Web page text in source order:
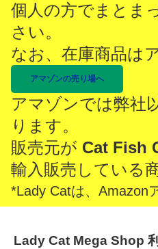
個人の方でまとま
さい。
なお、在庫商品は
アマゾンの売り場へ
アマゾンでは弊社
ります。
販売元が Cat Fish
輸入販売している
*Lady Catは、Amazon
Lady Cat Mega Shop